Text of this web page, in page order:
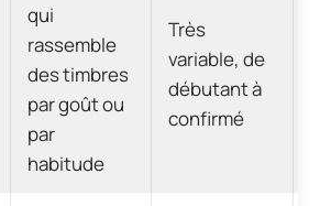
qui
rassemble
des timbres
par goût ou
par
habitude
Très
variable, de
débutant à
confirmé